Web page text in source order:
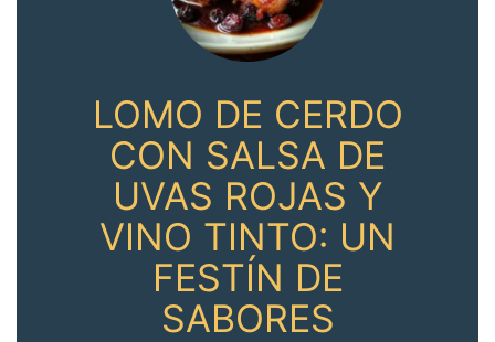
LOMO DE CERDO
CON SALSA DE
UVAS ROJAS Y
VINO TINTO: UN
FESTÍN DE
SABORES